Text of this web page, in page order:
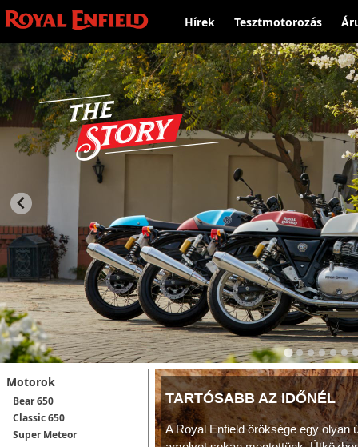
Hírek Tesztmotorozás
Motorok
Bear 650
Classic 650
Super Meteor
TARTÓSABB AZ IDŐNÉL
A Royal Enfield öröksége egy olyan